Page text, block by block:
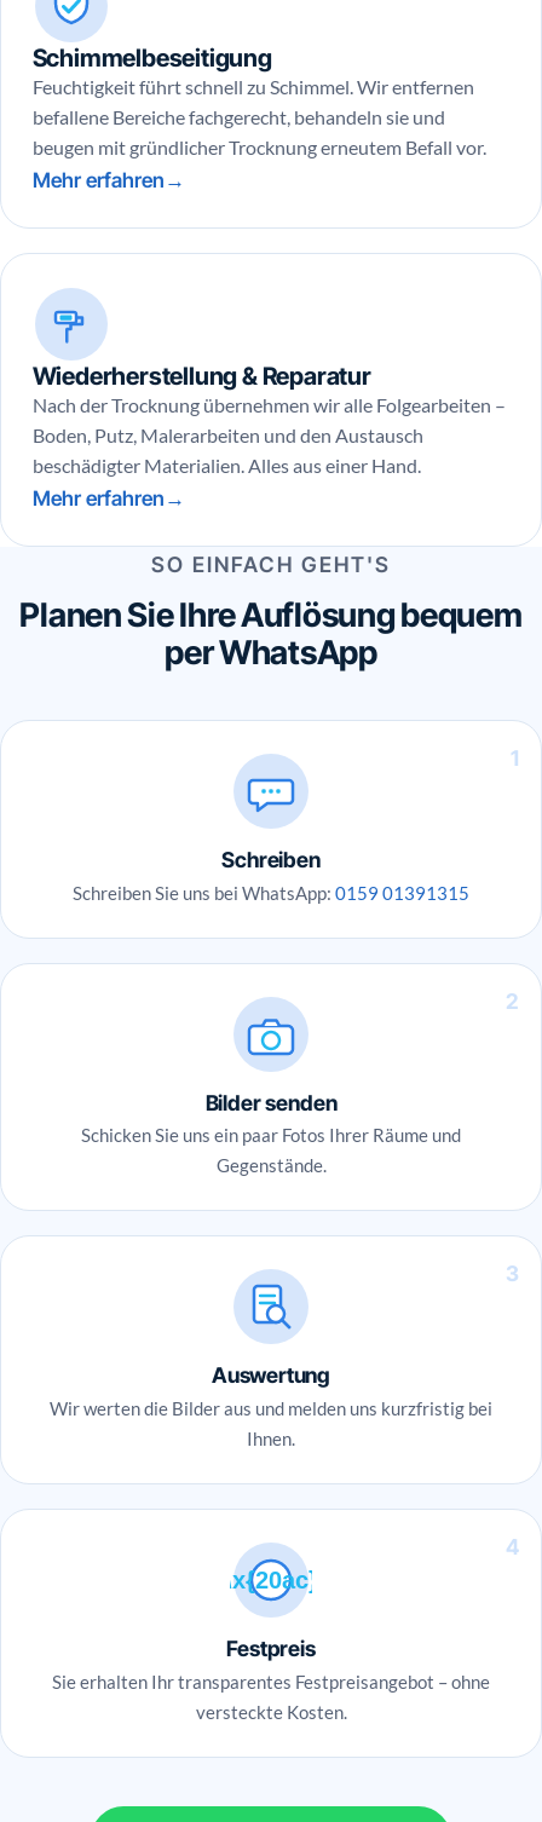
Schimmelbeseitigung
Feuchtigkeit führt schnell zu Schimmel. Wir entfernen
befallene Bereiche fachgerecht, behandeln sie und
beugen mit gründlicher Trocknung erneutem Befall vor.
Mehr erfahren
Wiederherstellung & Reparatur
Nach der Trocknung übernehmen wir alle Folgearbeiten –
Boden, Putz, Malerarbeiten und den Austausch
beschädigter Materialien. Alles aus einer Hand.
Mehr erfahren
SO EINFACH GEHT'S
Planen Sie Ihre Auflösung bequem
per WhatsApp
1
Schreiben
Schreiben Sie uns bei WhatsApp: 0159 01391315
2
Bilder senden
Schicken Sie uns ein paar Fotos Ihrer Räume und
Gegenstände.
3
Auswertung
Wir werten die Bilder aus und melden uns kurzfristig bei
Ihnen.
4
\x{20ac}
Festpreis
Sie erhalten Ihr transparentes Festpreisangebot – ohne
versteckte Kosten.